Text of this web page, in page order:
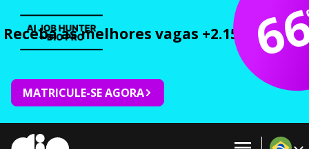
Receba as melhores vagas +2.150 cursos
MATRICULE-SE AGORA